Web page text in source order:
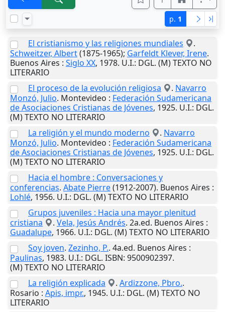
p. 1
El cristianismo y las religiones mundiales
.
Schweitzer, Albert(1875-1965); Garfeldt Klever, Irene.
Buenos Aires : Siglo XX, 1978. U.I.: DGL. (M) TEXTO NO
LITERARIO
El proceso de la evolución religiosa
. Navarro
Monzó, Julio. Montevideo : Federación Sudamericana
de Asociaciones Cristianas de Jóvenes, 1925. U.I.: DGL.
(M) TEXTO NO LITERARIO
La religión y el mundo moderno
. Navarro
Monzó, Julio. Montevideo : Federación Sudamericana
de Asociaciones Cristianas de Jóvenes, 1925. U.I.: DGL.
(M) TEXTO NO LITERARIO
Hacia el hombre : Conversaciones y
conferencias. Abate Pierre(1912-2007). Buenos Aires :
Lohlé, 1956. U.I.: DGL. (M) TEXTO NO LITERARIO
Grupos juveniles : Hacia una mayor plenitud
cristiana
. Vela, Jesús Andrés. 2a.ed. Buenos Aires :
Guadalupe, 1966. U.I.: DGL. (M) TEXTO NO LITERARIO
Soy joven. Zezinho, P.. 4a.ed. Buenos Aires :
Paulinas, 1983. U.I.: DGL. ISBN: 9500902397.
(M) TEXTO NO LITERARIO
La religión explicada
. Ardizzone, Pbro..
Rosario : Apis, impr., 1945. U.I.: DGL. (M) TEXTO NO
LITERARIO